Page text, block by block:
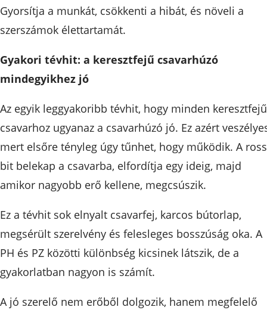
Gyorsítja a munkát, csökkenti a hibát, és növeli a
szerszámok élettartamát.
Gyakori tévhit: a keresztfejű csavarhúzó
mindegyikhez jó
Az egyik leggyakoribb tévhit, hogy minden keresztfejű
csavarhoz ugyanaz a csavarhúzó jó. Ez azért
mert elsőre tényleg úgy tűnhet, hogy működik. A
bit belekap a csavarba, elfordítja egy ideig, majd
amikor nagyobb erő kellene, megcsúszik.
Ez a tévhit sok elnyalt csavarfej, karcos bútorlap,
megsérült szerelvény és felesleges bosszúság oka. A
PH és PZ közötti különbség kicsinek látszik, de a
gyakorlatban nagyon is számít.
A jó szerelő nem erőből dolgozik, hanem megfelelő